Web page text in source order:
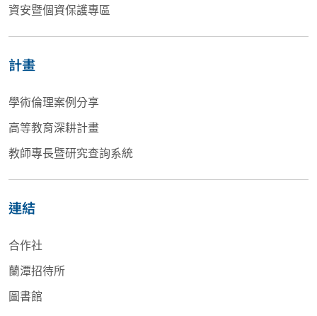
資安暨個資保護專區
計畫
學術倫理案例分享
高等教育深耕計畫
教師專長暨研究查詢系統
連結
合作社
蘭潭招待所
圖書館